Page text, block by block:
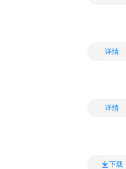
详情
详情
下载